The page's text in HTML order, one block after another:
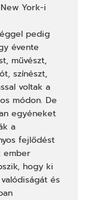
York-i
pedig
évente
művészt,
színészt,
voltak a
módon. De
egyéneket
a
fejlődést
ember
hogy ki
és